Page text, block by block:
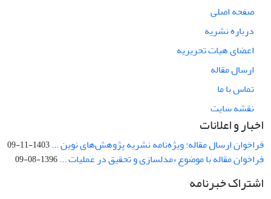
صفحه اصلی
درباره نشریه
اعضای هیات تحریریه
ارسال مقاله
تماس با ما
نقشه سایت
اخبار و اعلانات
فراخوان ارسال مقاله: ویژه‌نامه نشریه پژوهش‌های نوین ...1403-11-09
فراخوان مقاله با موضوع «مدلسازی و تحقیق در عملیات ...1396-08-09
اشتراک خبرنامه